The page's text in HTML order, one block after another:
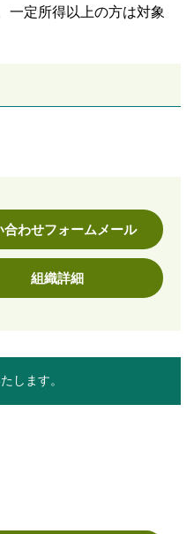
一定所得以上の方は対象
合わせフォームメール
組織詳細
します。